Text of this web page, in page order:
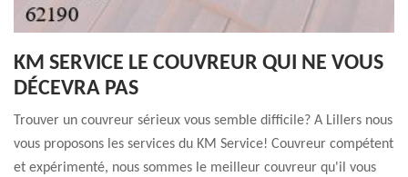
KM SERVICE LE COUVREUR QUI NE VOUS
DÉCEVRA PAS
Trouver un couvreur sérieux vous semble difficile? A Lillers nous
vous proposons les services du KM Service! Couvreur compétent
et expérimenté, nous sommes le meilleur couvreur qu'il vous